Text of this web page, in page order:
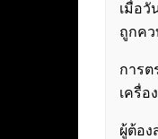
เมื่อวั
ถูกค
การต
เครื่อ
ผู้ต้อ